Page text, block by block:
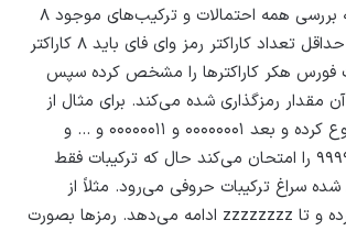
بود که ابتدا اقدام به بررسی همه احتمالات و ترکیب‌های موجود ۸
رقمی می‌کند. چون حداقل تعداد کاراکتر رمز وای فای باید ۸ کاراکتر
فورس هکر کاراکترها را مشخص کرده سپس
مقدار رمزگذاری شده می‌کند. برای مثال از
عبارت ۰۰۰۰۰۰۰۰ شروع کرده و بعد ۰۰۰۰۰۰۰۱ و ۰۰۰۰۰۰۱۱ و … و
۹۹۹۹۹۹۹۸ و ۹۹۹۹۹۹۹۹ را امتحان می‌کند حال که ترکیبات فقط
شده سراغ ترکیبات حروفی می‌رود. مثلاً از